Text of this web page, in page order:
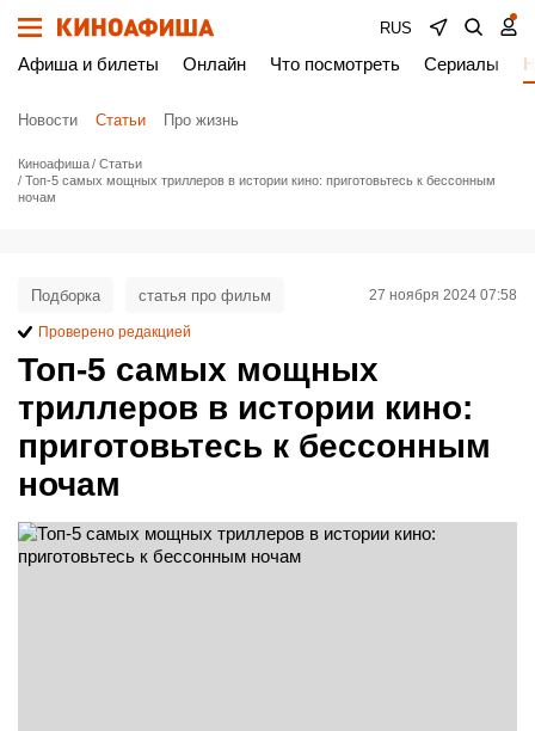
RUS
Афиша и билеты Онлайн Что посмотреть Сериалы
Новости Статьи Про жизнь
Киноафиша
Статьи
Топ-5 самых мощных триллеров в истории кино: приготовьтесь к бессонным
ночам
Топ-5 самых мощных
триллеров в истории кино:
приготовьтесь к бессонным
ночам
Подборка статья про фильм 27 ноября 2024 07:58
Проверено редакцией